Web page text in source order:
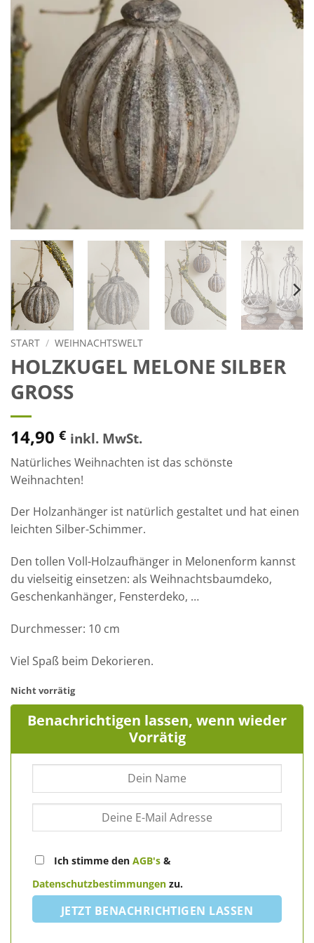
START / WEIHNACHTSWELT
HOLZKUGEL MELONE SILBER
GROSS
14,90 € inkl. MwSt.
Natürliches Weihnachten ist das schönste
Weihnachten!
Der Holzanhänger ist natürlich gestaltet und hat einen
leichten Silber-Schimmer.
Den tollen Voll-Holzaufhänger in Melonenform kannst
du vielseitig einsetzen: als Weihnachtsbaumdeko,
Geschenkanhänger, Fensterdeko, …
Durchmesser: 10 cm
Viel Spaß beim Dekorieren.
Nicht vorrätig
Benachrichtigen lassen, wenn wieder
Vorrätig
Ich stimme den AGB's &
Datenschutzbestimmungen zu.
JETZT BENACHRICHTIGEN LASSEN